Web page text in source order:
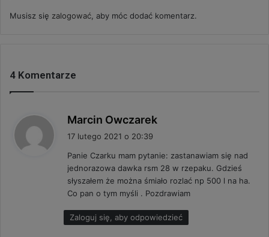
Musisz się zalogować , aby móc dodać komentarz.
4 Komentarze
Marcin Owczarek
z
e
:
17 lutego 2021 o 20:39
Panie Czarku mam pytanie: zastanawiam się nad
jednorazowa dawka rsm 28 w rzepaku. Gdzieś
słyszałem że można śmiało rozlać np 500 l na ha.
Co pan o tym myśli . Pozdrawiam
Zaloguj się, aby odpowiedzieć